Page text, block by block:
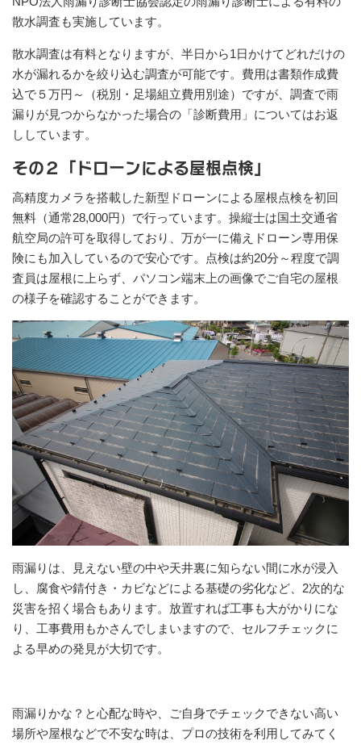
散水調査も実施しています。
散水調査は有料となりますが、半日から1日かけてどれだけの
水が漏れるかを絞り込む調査が可能です。費用は書類作成費
込で５万円～（税別・足場組立費用別途）ですが、調査で雨
漏りが見つからなかった場合の「診断費用」についてはお返
ししています。
その２「ドローンによる屋根点検」
高精度カメラを搭載した新型ドローンによる屋根点検を初回
無料（通常28,000円）で行っています。操縦士は国土交通省
航空局の許可を取得しており、万が一に備えドローン専用保
険にも加入しているので安心です。点検は約20分～程度で調
査員は屋根に上らず、パソコン端末上の画像でご自宅の屋根
の様子を確認することができます。
雨漏りは、見えない壁の中や天井裏に知らない間に水が浸入
し、腐食や錆付き・カビなどによる基礎の劣化など、2次的な
災害を招く場合もあります。放置すれば工事も大がかりにな
り、工事費用もかさんでしまいますので、セルフチェックに
よる早めの発見が大切です。
雨漏りかな？と心配な時や、ご自身でチェックできない高い
場所や屋根などで不安な時は、プロの技術を利用してみてく